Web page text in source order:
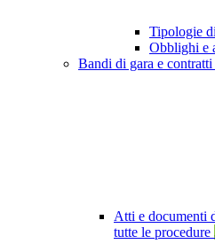
Tipologie
Obblighi e
Bandi di gara e contratti
Atti e documenti
tutte le procedure